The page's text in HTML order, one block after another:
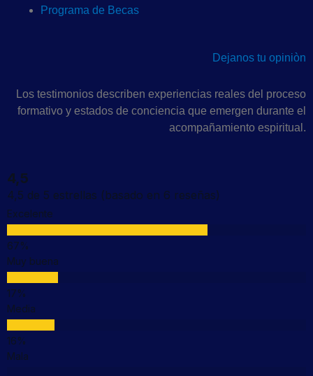
Programa de Becas
Dejanos tu opiniòn
Los testimonios describen experiencias reales del proceso
formativo y estados de conciencia que emergen durante el
acompañamiento espiritual.
4,5
4,5 de 5 estrellas (basado en 6 reseñas)
Excelente
Muy buena
Media
Mala